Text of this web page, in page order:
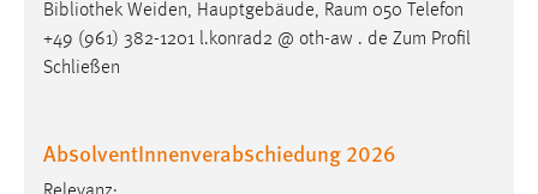
Bibliothek Weiden, Hauptgebäude, Raum 050 Telefon
+49 (961) 382-1201 l.konrad2 @ oth-aw . de Zum Profil
Schließen
AbsolventInnenverabschiedung 2026